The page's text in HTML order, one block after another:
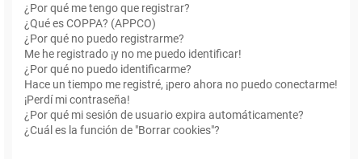
¿Por qué me tengo que registrar?
¿Qué es COPPA? (APPCO)
¿Por qué no puedo registrarme?
Me he registrado ¡y no me puedo identificar!
¿Por qué no puedo identificarme?
Hace un tiempo me registré, ¡pero ahora no puedo conectarme!
¡Perdí mi contraseña!
¿Por qué mi sesión de usuario expira automáticamente?
¿Cuál es la función de "Borrar cookies"?